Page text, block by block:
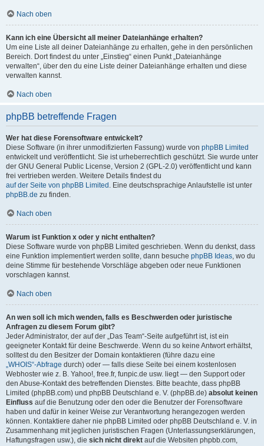
Nach oben
Kann ich eine Übersicht all meiner Dateianhänge erhalten?
Um eine Liste all deiner Dateianhänge zu erhalten, gehe in den persönlichen
Bereich. Dort findest du unter „Einstieg“ einen Punkt „Dateianhänge
verwalten“, über den du eine Liste deiner Dateianhänge erhalten und diese
verwalten kannst.
Nach oben
phpBB betreffende Fragen
Wer hat diese Forensoftware entwickelt?
Diese Software (in ihrer unmodifizierten Fassung) wurde von phpBB Limited
entwickelt und veröffentlicht. Sie ist urheberrechtlich geschützt. Sie wurde unter
der GNU General Public License, Version 2 (GPL-2.0) veröffentlicht und kann
frei vertrieben werden. Weitere Details findest du
auf der Seite von phpBB Limited . Eine deutschsprachige Anlaufstelle ist unter
phpBB.de zu finden.
Nach oben
Warum ist Funktion x oder y nicht enthalten?
Diese Software wurde von phpBB Limited geschrieben. Wenn du denkst, dass
eine Funktion implementiert werden sollte, dann besuche phpBB Ideas, wo du
deine Stimme für bestehende Vorschläge abgeben oder neue Funktionen
vorschlagen kannst.
Nach oben
An wen soll ich mich wenden, falls es Beschwerden oder juristische
Anfragen zu diesem Forum gibt?
Jeder Administrator, der auf der „Das Team“-Seite aufgeführt ist, ist ein
geeigneter Kontakt für deine Beschwerde. Wenn du so keine Antwort erhältst,
solltest du den Besitzer der Domain kontaktieren (führe dazu eine
„WHOIS“-Abfrage durch) oder — falls diese Seite bei einem kostenlosen
Webhoster wie z. B. Yahoo!, free.fr, funpic.de usw. liegt — den Support oder
den Abuse-Kontakt des betreffenden Dienstes. Bitte beachte, dass phpBB
Limited (phpBB.com) und phpBB Deutschland e. V. (phpBB.de) absolut keinen
Einfluss auf die Benutzung oder den oder die Benutzer der Forensoftware
haben und dafür in keiner Weise zur Verantwortung herangezogen werden
können. Kontaktiere daher nie phpBB Limited oder phpBB Deutschland e. V. in
Zusammenhang mit jeglichen juristischen Fragen (Unterlassungserklärungen,
Haftungsfragen usw.), die sich nicht direkt auf die Websiten phpbb.com,